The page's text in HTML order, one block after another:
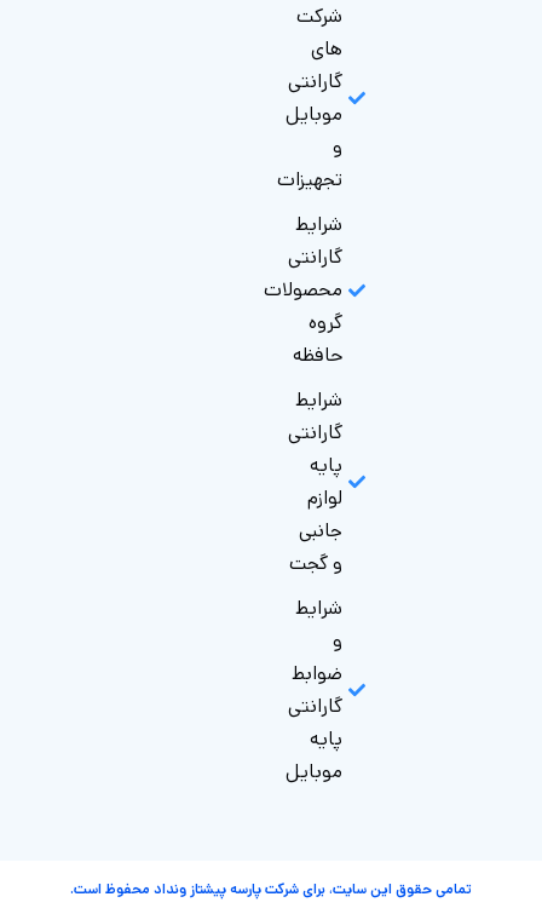
شرکت
های
گارانتی‌
موبایل
و
تجهیزات
شرایط
گارانتی
محصولات
گروه
حافظه
شرایط
گارانتی
پایه
لوازم
جانبی
و گجت
شرایط
و
ضوابط
گارانتی
پایه
موبایل
تمامی حقوق این سایت، برای شرکت پارسه پیشتاز ونداد محفوظ است.